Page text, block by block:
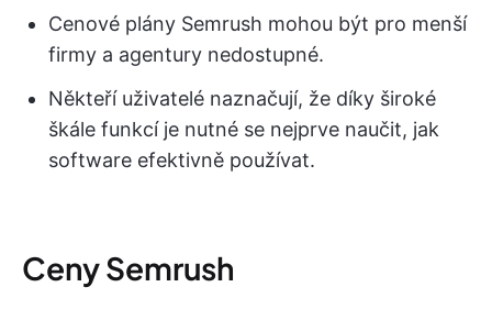
Cenové plány Semrush mohou být pro menší
firmy a agentury nedostupné.
Někteří uživatelé naznačují, že díky široké
škále funkcí je nutné se nejprve naučit, jak
software efektivně používat.
Ceny Semrush